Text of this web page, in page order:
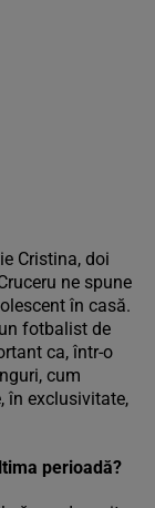
Cristina, doi
ne spune
în casă.
fotbalist de
ca, într-o
cum
în exclusivitate,
perioadă?